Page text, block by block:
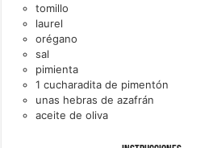
tomillo
laurel
orégano
sal
pimienta
1 cucharadita de pimentón
unas hebras de azafrán
aceite de oliva